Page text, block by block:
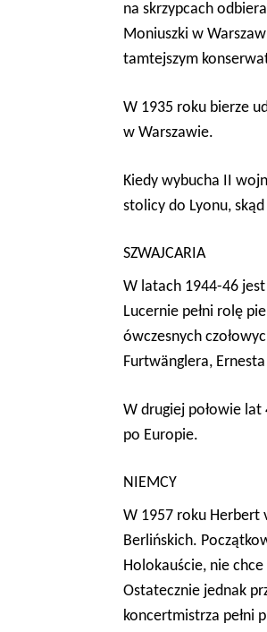
na skrzypcach
Moniuszki w
tamtejszym
W 1935 roku bierze
w Warszawie.
Kiedy wybucha II
stolicy do Lyonu,
SZWAJCARIA
W latach 1944-46
Lucernie pełni rolę
ówczesnych
Furtwänglera,
W drugiej połowie lat
po Europie.
NIEMCY
W 1957 roku Herbert
Berlińskich.
Holokauście, nie
Ostatecznie jednak
koncertmistrza pełni